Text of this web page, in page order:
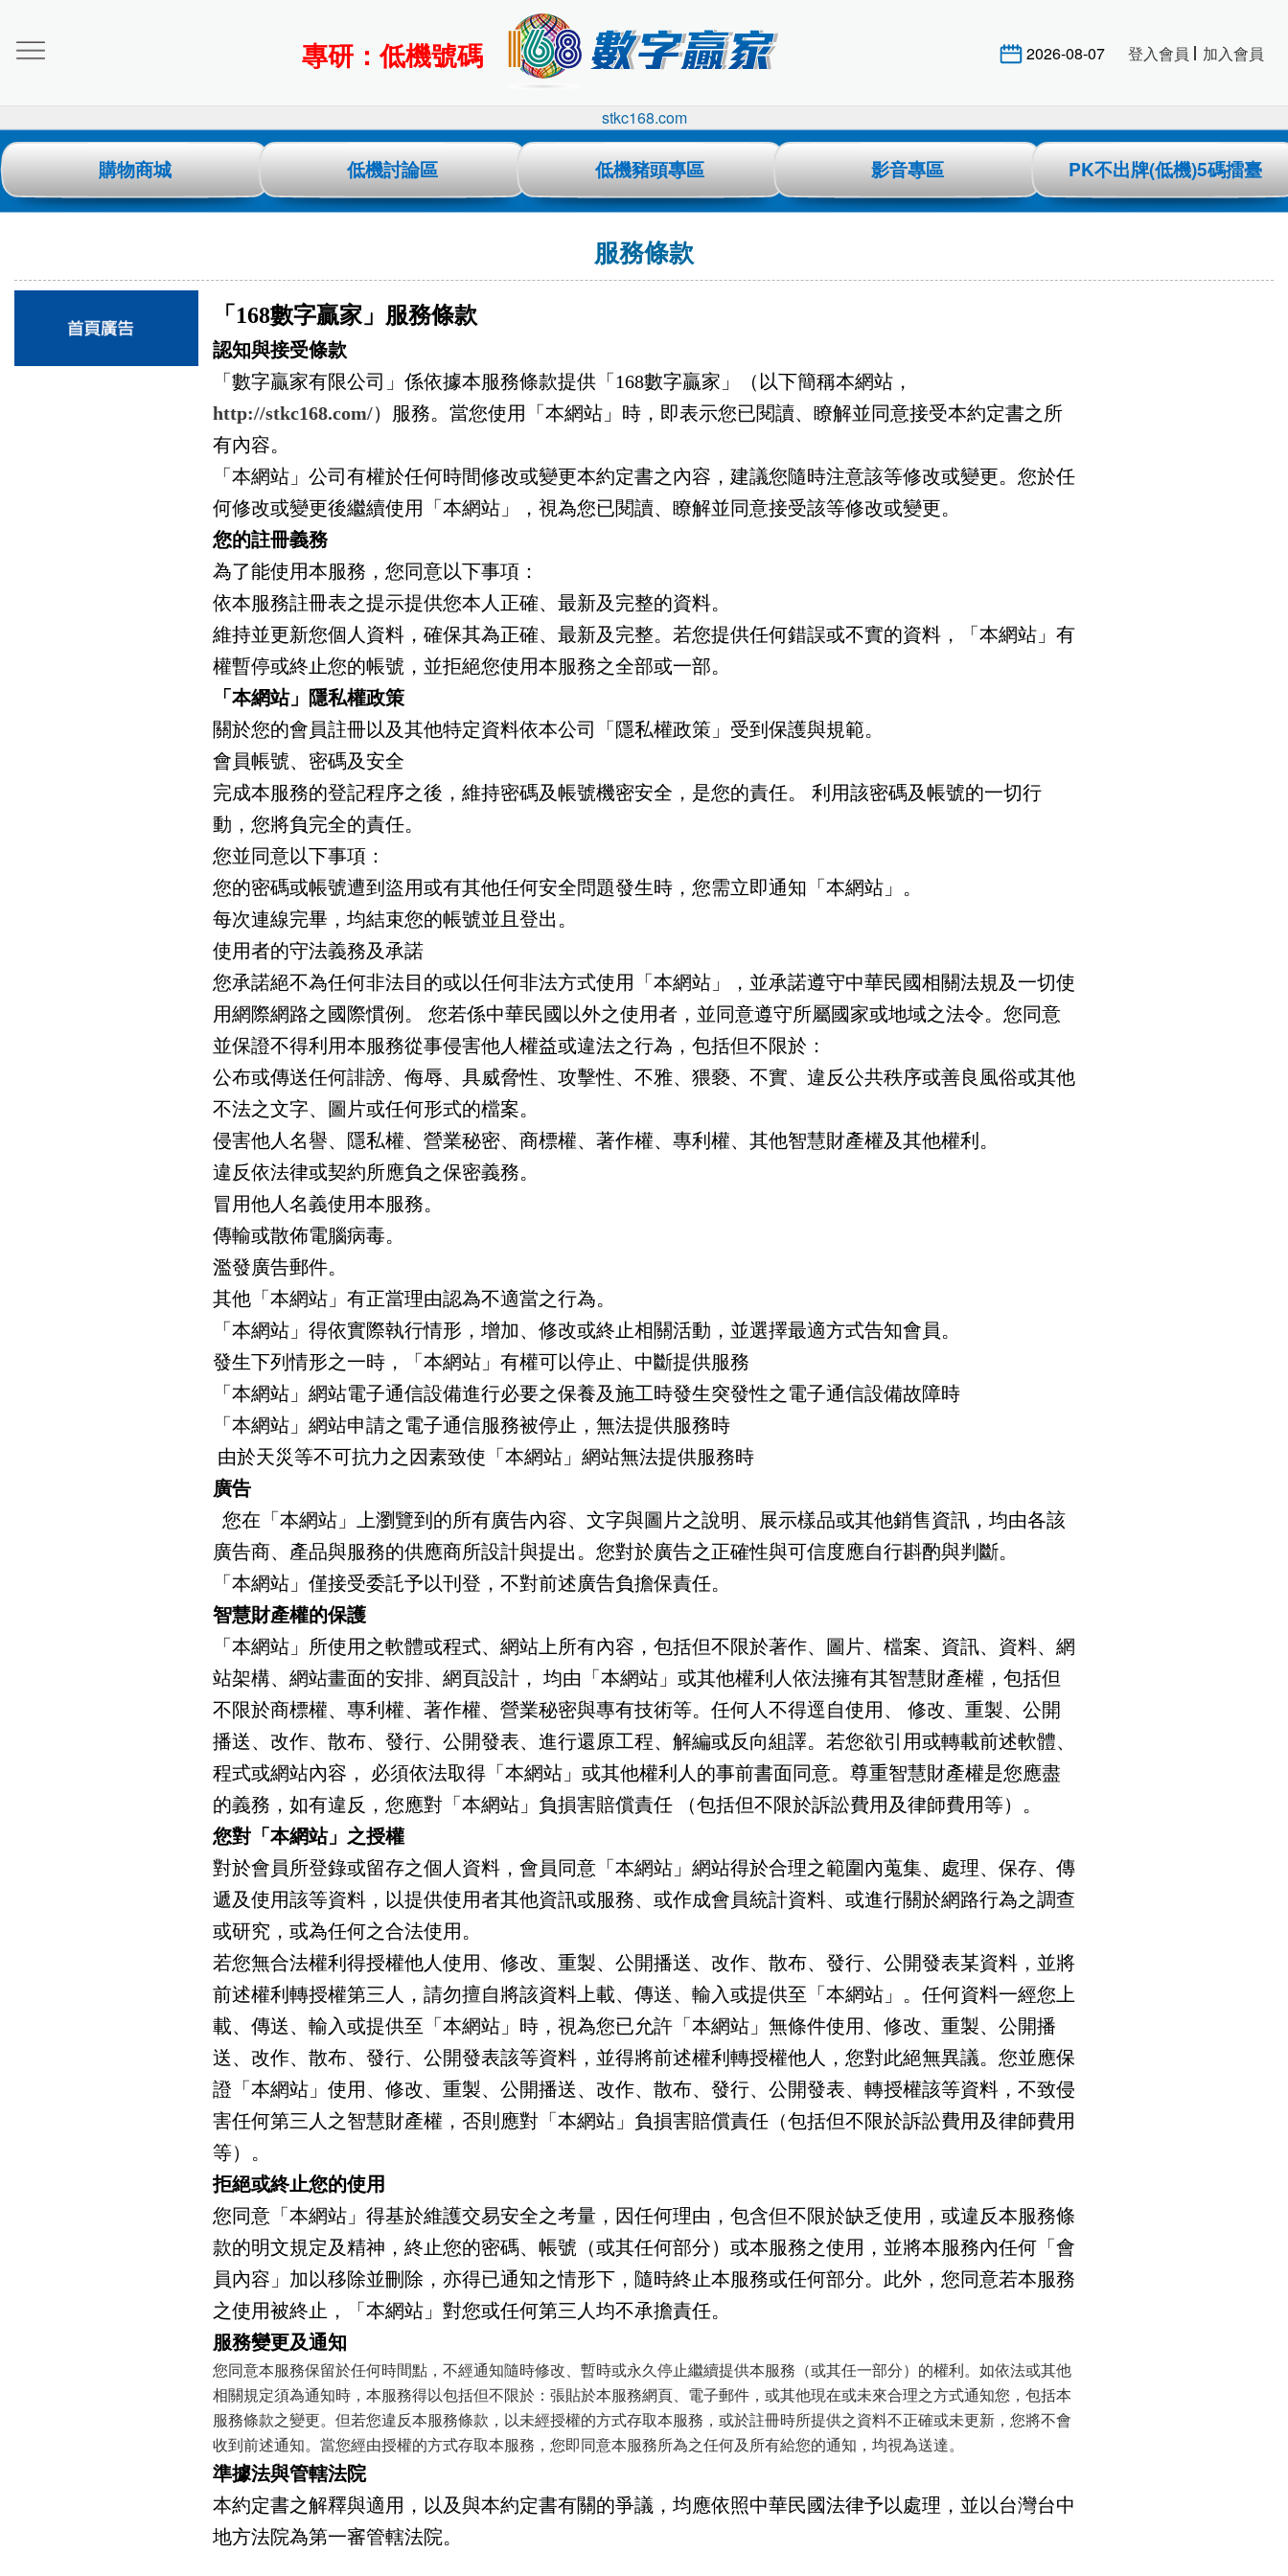
專研：低機號碼 2026-08-07 登入會員 加入會員
stkc168.com
購物商城 低機討論區 低機豬頭專區 影音專區 PK不出牌(低機)5碼擂臺
服務條款
「168數字贏家」服務條款
認知與接受條款
「數字贏家有限公司」係依據本服務條款提供「168數字贏家」（以下簡稱本網站，
http://stkc168.com/）服務。當您使用「本網站」時，即表示您已閱讀、瞭解並同意接受本約定書之所
有內容。
「本網站」公司有權於任何時間修改或變更本約定書之內容，建議您隨時注意該等修改或變更。您於任
何修改或變更後繼續使用「本網站」，視為您已閱讀、瞭解並同意接受該等修改或變更。
您的註冊義務
為了能使用本服務，您同意以下事項：
依本服務註冊表之提示提供您本人正確、最新及完整的資料。
維持並更新您個人資料，確保其為正確、最新及完整。若您提供任何錯誤或不實的資料，「本網站」有
權暫停或終止您的帳號，並拒絕您使用本服務之全部或一部。
「本網站」隱私權政策
關於您的會員註冊以及其他特定資料依本公司「隱私權政策」受到保護與規範。
會員帳號、密碼及安全
完成本服務的登記程序之後，維持密碼及帳號機密安全，是您的責任。 利用該密碼及帳號的一切行
動，您將負完全的責任。
您並同意以下事項：
您的密碼或帳號遭到盜用或有其他任何安全問題發生時，您需立即通知「本網站」。
每次連線完畢，均結束您的帳號並且登出。
使用者的守法義務及承諾
您承諾絕不為任何非法目的或以任何非法方式使用「本網站」，並承諾遵守中華民國相關法規及一切使
用網際網路之國際慣例。 您若係中華民國以外之使用者，並同意遵守所屬國家或地域之法令。您同意
並保證不得利用本服務從事侵害他人權益或違法之行為，包括但不限於：
公布或傳送任何誹謗、侮辱、具威脅性、攻擊性、不雅、猥褻、不實、違反公共秩序或善良風俗或其他
不法之文字、圖片或任何形式的檔案。
侵害他人名譽、隱私權、營業秘密、商標權、著作權、專利權、其他智慧財產權及其他權利。
違反依法律或契約所應負之保密義務。
冒用他人名義使用本服務。
傳輸或散佈電腦病毒。
濫發廣告郵件。
其他「本網站」有正當理由認為不適當之行為。
「本網站」得依實際執行情形，增加、修改或終止相關活動，並選擇最適方式告知會員。
發生下列情形之一時，「本網站」有權可以停止、中斷提供服務
「本網站」網站電子通信設備進行必要之保養及施工時發生突發性之電子通信設備故障時
「本網站」網站申請之電子通信服務被停止，無法提供服務時
由於天災等不可抗力之因素致使「本網站」網站無法提供服務時
廣告
您在「本網站」上瀏覽到的所有廣告內容、文字與圖片之說明、展示樣品或其他銷售資訊，均由各該
廣告商、產品與服務的供應商所設計與提出。您對於廣告之正確性與可信度應自行斟酌與判斷。
「本網站」僅接受委託予以刊登，不對前述廣告負擔保責任。
智慧財產權的保護
「本網站」所使用之軟體或程式、網站上所有內容，包括但不限於著作、圖片、檔案、資訊、資料、網
站架構、網站畫面的安排、網頁設計， 均由「本網站」或其他權利人依法擁有其智慧財產權，包括但
不限於商標權、專利權、著作權、營業秘密與專有技術等。任何人不得逕自使用、 修改、重製、公開
播送、改作、散布、發行、公開發表、進行還原工程、解編或反向組譯。若您欲引用或轉載前述軟體、
程式或網站內容， 必須依法取得「本網站」或其他權利人的事前書面同意。尊重智慧財產權是您應盡
的義務，如有違反，您應對「本網站」負損害賠償責任 （包括但不限於訴訟費用及律師費用等）。
您對「本網站」之授權
對於會員所登錄或留存之個人資料，會員同意「本網站」網站得於合理之範圍內蒐集、處理、保存、傳
遞及使用該等資料，以提供使用者其他資訊或服務、或作成會員統計資料、或進行關於網路行為之調查
或研究，或為任何之合法使用。
若您無合法權利得授權他人使用、修改、重製、公開播送、改作、散布、發行、公開發表某資料，並將
前述權利轉授權第三人，請勿擅自將該資料上載、傳送、輸入或提供至「本網站」。任何資料一經您上
載、傳送、輸入或提供至「本網站」時，視為您已允許「本網站」無條件使用、修改、重製、公開播
送、改作、散布、發行、公開發表該等資料，並得將前述權利轉授權他人，您對此絕無異議。您並應保
證「本網站」使用、修改、重製、公開播送、改作、散布、發行、公開發表、轉授權該等資料，不致侵
害任何第三人之智慧財產權，否則應對「本網站」負損害賠償責任（包括但不限於訴訟費用及律師費用
等）。
拒絕或終止您的使用
您同意「本網站」得基於維護交易安全之考量，因任何理由，包含但不限於缺乏使用，或違反本服務條
款的明文規定及精神，終止您的密碼、帳號（或其任何部分）或本服務之使用，並將本服務內任何「會
員內容」加以移除並刪除，亦得已通知之情形下，隨時終止本服務或任何部分。此外，您同意若本服務
之使用被終止，「本網站」對您或任何第三人均不承擔責任。
服務變更及通知
您同意本服務保留於任何時間點，不經通知隨時修改、暫時或永久停止繼續提供本服務（或其任一部分）的權利。如依法或其他
相關規定須為通知時，本服務得以包括但不限於：張貼於本服務網頁、電子郵件，或其他現在或未來合理之方式通知您，包括本
服務條款之變更。但若您違反本服務條款，以未經授權的方式存取本服務，或於註冊時所提供之資料不正確或未更新，您將不會
收到前述通知。當您經由授權的方式存取本服務，您即同意本服務所為之任何及所有給您的通知，均視為送達。
準據法與管轄法院
本約定書之解釋與適用，以及與本約定書有關的爭議，均應依照中華民國法律予以處理，並以台灣台中
地方法院為第一審管轄法院。